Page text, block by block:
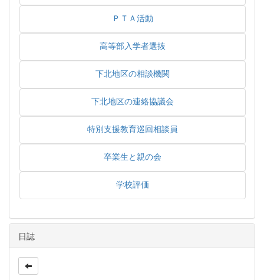
ＰＴＡ活動
高等部入学者選抜
下北地区の相談機関
下北地区の連絡協議会
特別支援教育巡回相談員
卒業生と親の会
学校評価
日誌